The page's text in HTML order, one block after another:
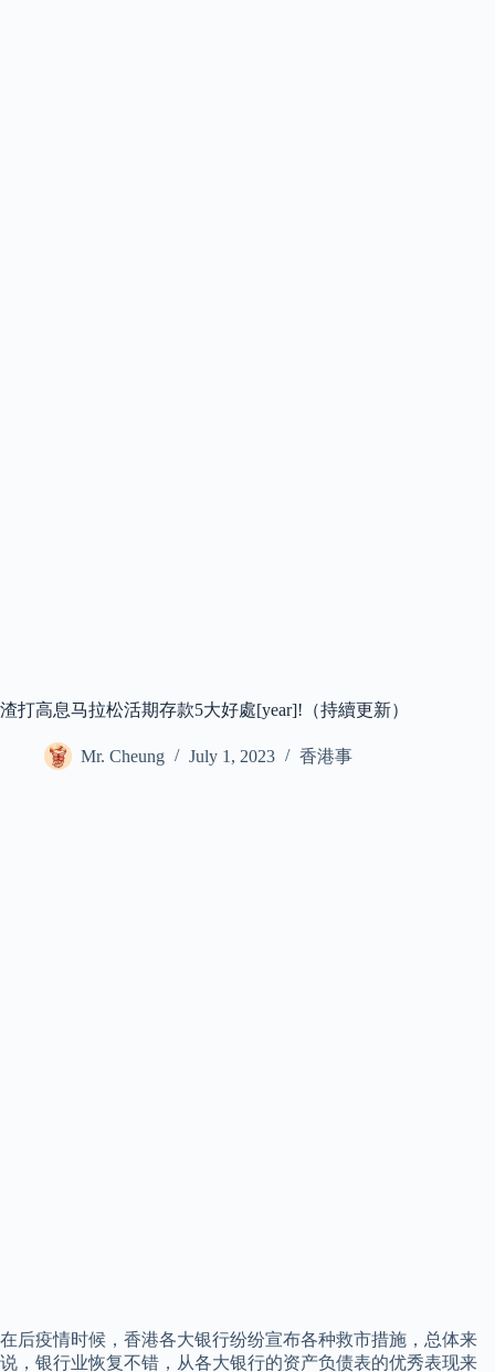
渣打高息马拉松活期存款5大好處[year]!（持續更新）
Mr. Cheung July 1, 2023 香港事
在后疫情时候，香港各大银行纷纷宣布各种救市措施，总体来
说，银行业恢复不错，从各大银行的资产负债表的优秀表现来